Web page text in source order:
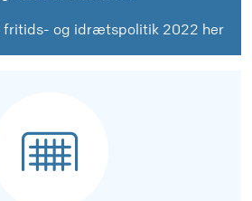
fritids- og idrætspolitik 2022 her